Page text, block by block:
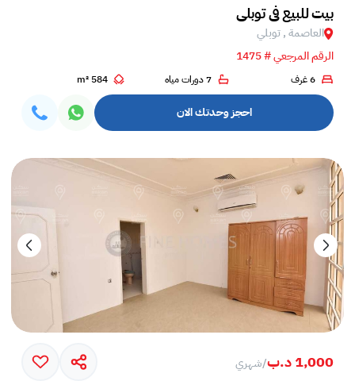
بيت للبيع في توبلي
العاصمة , توبلي
الرقم المرجعي # 1475
6 غرف 7 دورات مياه 584 m²
احجز وحدتك الان
1,000 د.ب /شهري